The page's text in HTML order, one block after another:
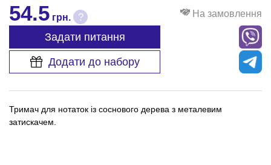
54.5 грн. ? На замовлення
Задати питання
Додати до набору
Тримач для нотаток із соснового дерева з металевим
затискачем.